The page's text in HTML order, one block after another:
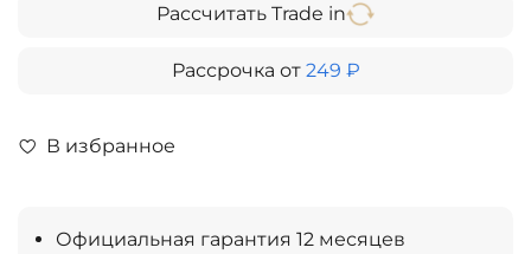
В избранное
Рассчитать Trade in
Рассрочка от 249 ₽
Официальная гарантия 12 месяцев